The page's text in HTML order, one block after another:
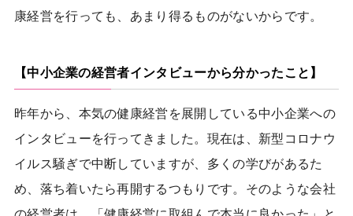
康経営を行っても、あまり得るものがないからです。
【中小企業の経営者インタビューから分かったこと】
昨年から、本気の健康経営を展開している中小企業への
インタビューを行ってきました。現在は、新型コロナウ
イルス騒ぎで中断していますが、多くの学びがあるた
め、落ち着いたら再開するつもりです。そのような会社